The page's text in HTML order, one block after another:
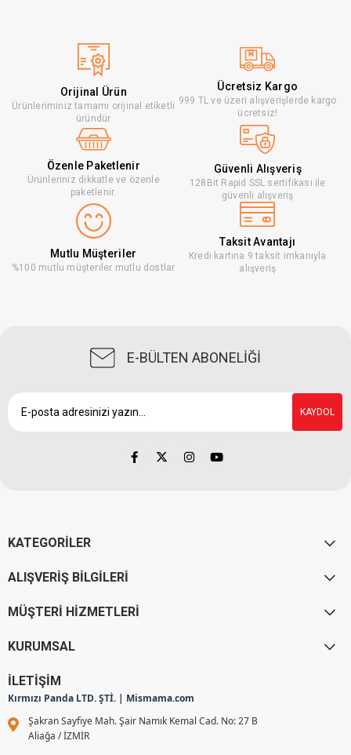
Orijinal Ürün
Ürünleriminiz tamamı orijinal etiketli
üründür
Ücretsiz Kargo
999 TL ve üzeri alışverişlerde kargo
ücretsiz!
Özenle Paketlenir
Ürünleriniz dikkatle ve özenle
paketlenir.
Güvenli Alışveriş
128Bit Rapid SSL sertifikası ile
güvenli alışveriş
Mutlu Müşteriler
%100 mutlu müşteriler mutlu dostlar
Taksit Avantajı
Kredi kartına 9 taksit imkanıyla
alışveriş
E-BÜLTEN ABONELİĞİ
KAYDOL
KATEGORİLER
ALIŞVERİŞ BİLGİLERİ
MÜŞTERİ HİZMETLERİ
KURUMSAL
İLETİŞİM
Kırmızı Panda LTD. ŞTİ. | Mismama.com
Şakran Sayfiye Mah. Şair Namık Kemal Cad. No: 27 B
Aliağa / İZMİR